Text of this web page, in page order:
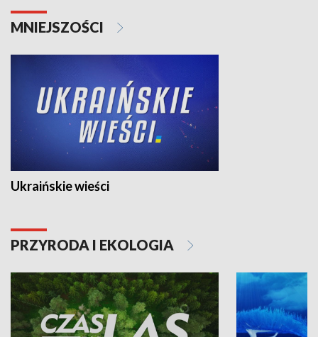
MNIEJSZOŚCI
Ukraińskie wieści
PRZYRODA I EKOLOGIA